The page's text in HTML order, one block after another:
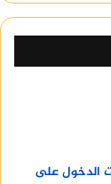
الدخول على